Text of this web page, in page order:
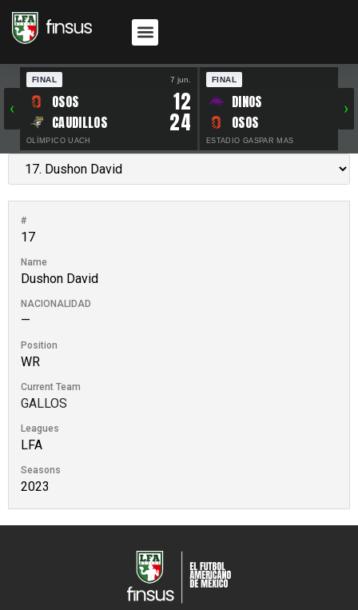
‹
FINAL 7 jun.
OSOS 12
CAUDILLOS 24
OLÍMPICO UACH
FINAL
DINOS
OSOS
ESTADIO GASPAR MAS
›
#
17
Name
Dushon David
NACIONALIDAD
—
Position
WR
Current Team
GALLOS
Leagues
LFA
Seasons
2023